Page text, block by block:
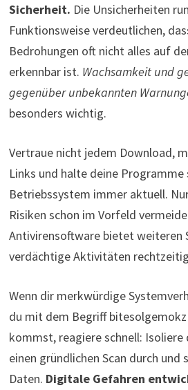
Sicherheit. Die Unsicherheiten
Funktionsweise verdeutlichen,
Bedrohungen oft nicht alles auf
erkennbar ist. Wachsamkeit und
gegenüber unbekannten
besonders wichtig.
Vertraue nicht jedem Download,
Links und halte deine Programme
Betriebssystem immer aktuell.
Risiken schon im Vorfeld
Antivirensoftware bietet weiteren
verdächtige Aktivitäten
Wenn dir merkwürdige
du mit dem Begriff bitesolgemokz
kommst, reagiere schnell: Isoliere
einen gründlichen Scan durch und
Daten. Digitale Gefahren